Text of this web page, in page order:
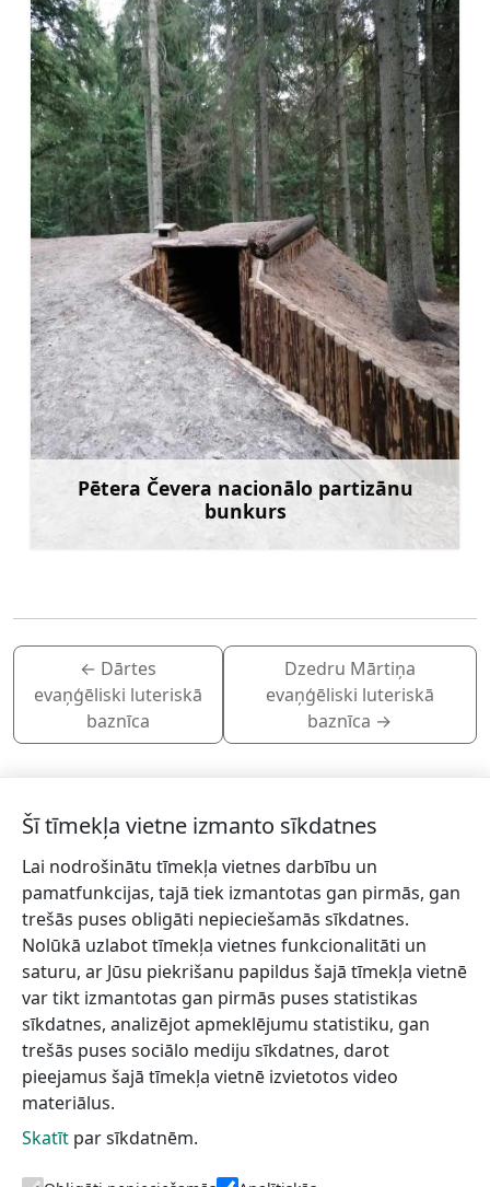
Pētera Čevera nacionālo partizānu
bunkurs
Uzzināt vairāk
← Dārtes
evaņģēliski luteriskā
baznīca
Dzedru Mārtiņa
evaņģēliski luteriskā
baznīca →
Piesakies jaunumiem!
Pieraksties jaunumiem e-pastā un nepalaid garām
jaunākās aktualitātes.
Vēlos saņemt jaunumus uz norādīto e-pasta adresi.
Informācijai
Šī tīmekļa vietne izmanto sīkdatnes
Lai nodrošinātu tīmekļa vietnes darbību un
pamatfunkcijas, tajā tiek izmantotas gan pirmās, gan
trešās puses obligāti nepieciešamās sīkdatnes.
Nolūkā uzlabot tīmekļa vietnes funkcionalitāti un
saturu, ar Jūsu piekrišanu papildus šajā tīmekļa vietnē
var tikt izmantotas gan pirmās puses statistikas
sīkdatnes, analizējot apmeklējumu statistiku, gan
trešās puses sociālo mediju sīkdatnes, darot
pieejamus šajā tīmekļa vietnē izvietotos video
materiālus.
Skatīt par sīkdatnēm.